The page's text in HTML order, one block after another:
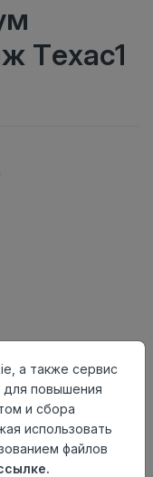
Техас1
а также сервис
для повышения
и сбора
использовать
файлов